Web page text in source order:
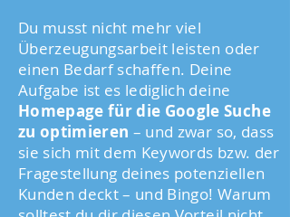
Du musst nicht mehr viel
Überzeugungsarbeit leisten oder
einen Bedarf schaffen. Deine
Aufgabe ist es lediglich deine
Homepage für die Google Suche
zu optimieren – und zwar so, dass
sie sich mit dem Keywords bzw. der
Fragestellung deines potenziellen
Kunden deckt – und Bingo! Warum